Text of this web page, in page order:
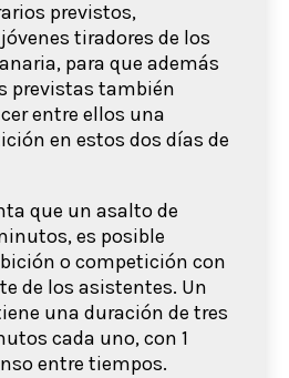
previstos,
tiradores de los
para que además
previstas también
entre ellos una
en estos dos días de
que un asalto de
es posible
o competición con
de los asistentes. Un
una duración de tres
cada uno, con 1
entre tiempos.